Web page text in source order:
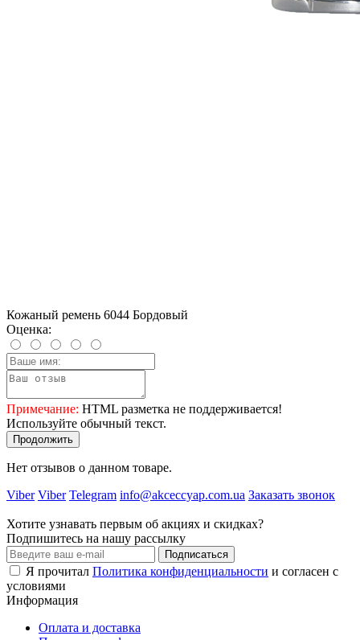
Кожаный ремень 6044 Бордовый
Оценка:
Примечание: HTML разметка не поддерживается!
Используйте обычный текст.
Продолжить
Нет отзывов о данном товаре.
Viber Viber Telegram info@akceccyap.com.ua Заказать звонок
Хотите узнавать первым об акциях и скидках?
Подпишитесь на нашу рассылку
Подписаться
Я прочитал Политика конфиденциальности и согласен с
условиями
Информация
Оплата и доставка